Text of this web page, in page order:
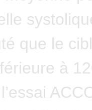
que le
à